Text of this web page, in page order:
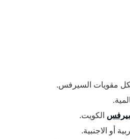
لكل مقويات السيرفس.
الكويت.
أو الاجنبية.